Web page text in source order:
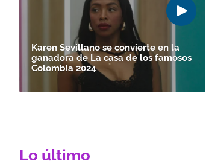
Karen Sevillano se convierte en la
ganadora de La casa de los famosos
Colombia 2024
Lo último